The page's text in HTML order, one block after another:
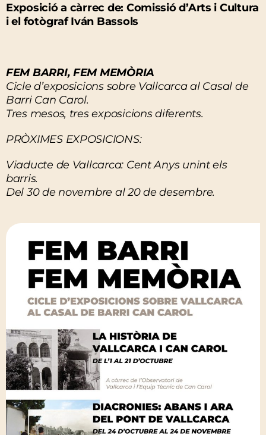
Exposició a càrrec de: Comissió d’Arts i Cultura
i el fotògraf Iván Bassols
FEM BARRI, FEM MEMÒRIA
Cicle d’exposicions sobre Vallcarca al Casal de
Barri Can Carol.
Tres mesos, tres exposicions diferents.
PRÒXIMES EXPOSICIONS:
Viaducte de Vallcarca: Cent Anys unint els
barris.
Del 30 de novembre al 20 de desembre.